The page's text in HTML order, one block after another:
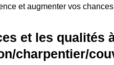
et augmenter vos
et les qualités
charpentier/